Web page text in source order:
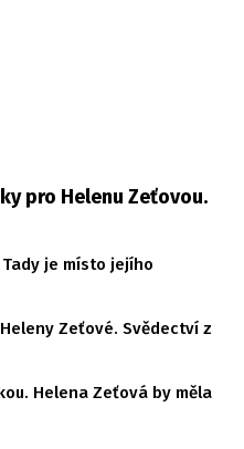
pro Helenu Zeťovou.
je místo jejího
Zeťové. Svědectví z
Helena Zeťová by měla